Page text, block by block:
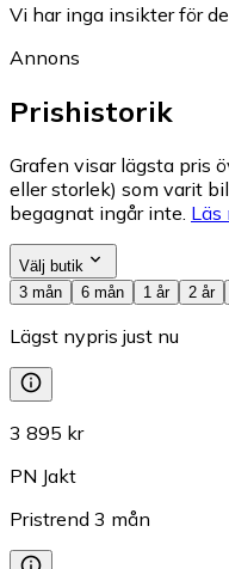
Vi har inga insikter för
Annons
Prishistorik
Grafen visar lägsta pris
eller storlek) som varit
begagnat ingår inte. Läs
Välj butik
3 mån
6 mån 1 år 2 år
Lägst nypris just nu
3 895 kr
PN Jakt
Pristrend 3 mån